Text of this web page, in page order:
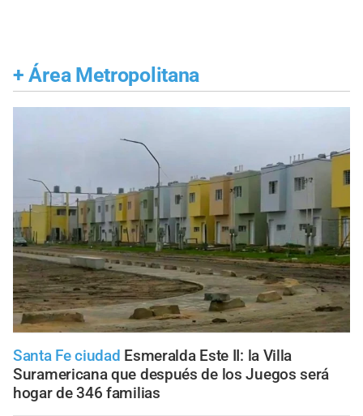
+ Área Metropolitana
Santa Fe ciudad Esmeralda Este II: la Villa
Suramericana que después de los Juegos será
hogar de 346 familias